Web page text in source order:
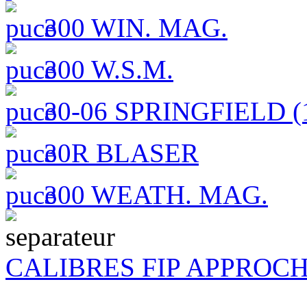
300 WIN. MAG.
300 W.S.M.
30-06 SPRINGFIELD
30R BLASER
300 WEATH. MAG.
CALIBRES FIP